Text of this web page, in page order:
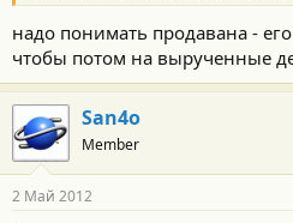
надо понимать продавана -
чтобы потом на вырученные
San4o
Member
2 Май 2012